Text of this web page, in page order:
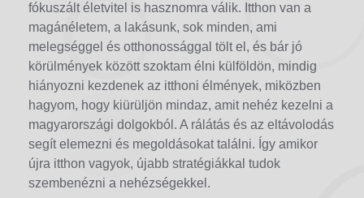
fókuszált életvitel is hasznomra válik. Itthon van a
magánéletem, a lakásunk, sok minden, ami
melegséggel és otthonossággal tölt el, és bár jó
körülmények között szoktam élni külföldön, mindig
hiányozni kezdenek az itthoni élmények, miközben
hagyom, hogy kiürüljön mindaz, amit nehéz kezelni a
magyarországi dolgokból. A rálátás és az eltávolodás
segít elemezni és megoldásokat találni. Így amikor
újra itthon vagyok, újabb stratégiákkal tudok
szembenézni a nehézségekkel.